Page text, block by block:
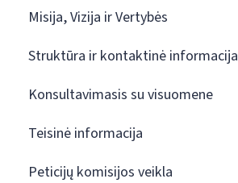
Misija, Vizija ir Vertybės
Struktūra ir kontaktinė informacija
Konsultavimasis su visuomene
Teisinė informacija
Peticijų komisijos veikla